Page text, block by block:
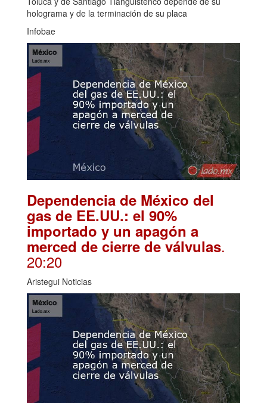
holograma y de la terminación de su placa
Infobae
Dependencia de México del
gas de EE.UU.: el 90%
importado y un apagón a
merced de cierre de válvulas.
20:20
Aristegui Noticias